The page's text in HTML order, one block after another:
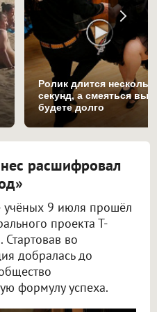
Ролик длится
секунд, а смеяться вы
будете долго
расшифровал
9 июля прошёл
проекта Т-
во
добралась до
формулу успеха.